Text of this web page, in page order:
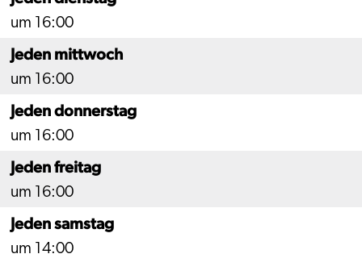
um 16:00
Jeden mittwoch
um 16:00
Jeden donnerstag
um 16:00
Jeden freitag
um 16:00
Jeden samstag
um 14:00